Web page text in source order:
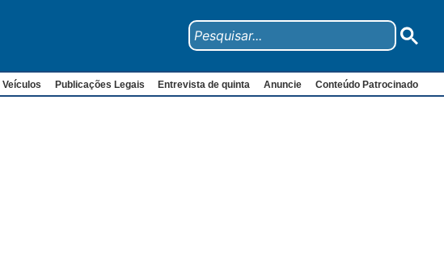
Veículos Publicações Legais Entrevista de quinta Anuncie Conteúdo Patrocinado